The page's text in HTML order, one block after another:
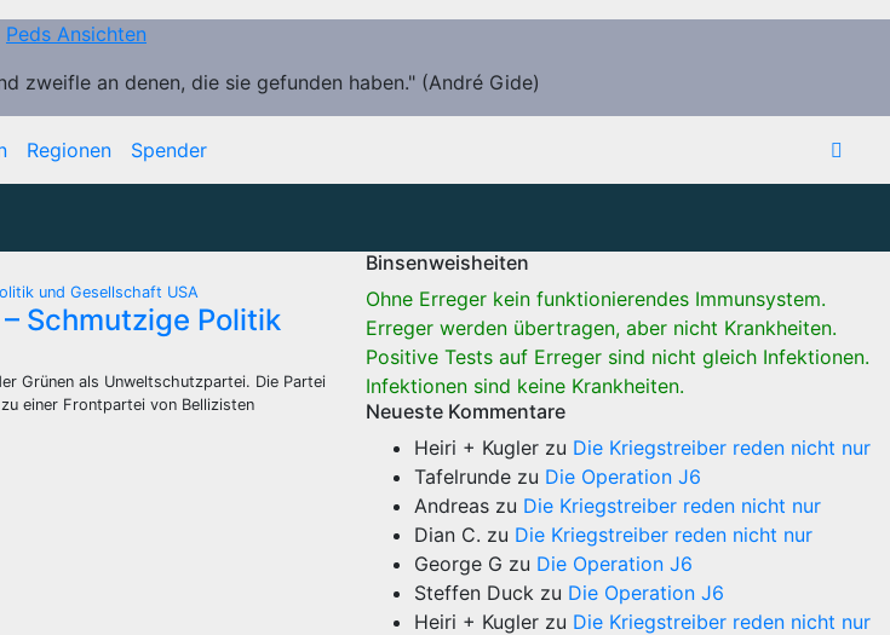
Peds Ansichten
zweifle an denen, die sie gefunden haben." (André Gide)
Regionen Spender
und Gesellschaft USA
Schmutzige Politik
Grünen als Unweltschutzpartei. Die Partei
einer Frontpartei von Bellizisten
Binsenweisheiten
Ohne Erreger kein funktionierendes Immunsystem.
Erreger werden übertragen, aber nicht Krankheiten.
Positive Tests auf Erreger sind nicht gleich Infektionen.
Infektionen sind keine Krankheiten.
Neueste Kommentare
Heiri + Kugler zu Die Kriegstreiber reden nicht nur
Tafelrunde zu Die Operation J6
Andreas zu Die Kriegstreiber reden nicht nur
Dian C. zu Die Kriegstreiber reden nicht nur
George G zu Die Operation J6
Steffen Duck zu Die Operation J6
Heiri + Kugler zu Die Kriegstreiber reden nicht nur